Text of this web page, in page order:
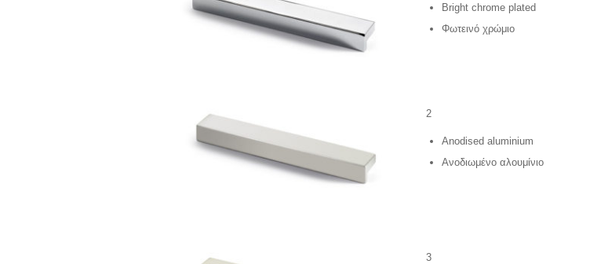
Bright chrome plated
Φωτεινό χρώμιο
2
Anodised aluminium
Ανοδιωμένο αλουμίνιο
3